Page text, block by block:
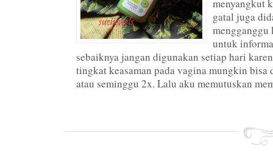
menyangkut
gatal juga
mengganggu
untuk
sebaiknya jangan digunakan setiap hari
tingkat keasaman pada vagina mungkin
atau seminggu 2x. Lalu aku memutuskan